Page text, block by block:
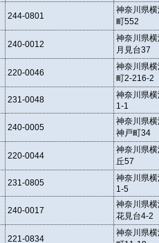
244-0801
神奈川県
町552
240-0012
神奈川県
月見台37
220-0046
神奈川県
町2-216-2
231-0048
神奈川県
1-1
240-0005
神奈川県
神戸町34
220-0044
神奈川県
丘57
231-0805
神奈川県
1-5
240-0017
神奈川県
花見台4-2
221-0834
神奈川県